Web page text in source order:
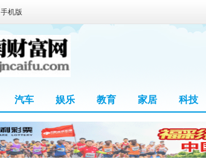
手机版
汽车 娱乐 教育 家居 科技